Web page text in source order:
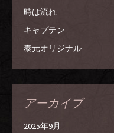
時は流れ
キャプテン
泰元オリジナル
アーカイブ
2025年9月